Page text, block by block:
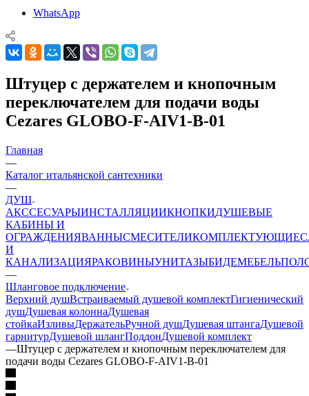
WhatsApp
Штуцер с держателем и кнопочным
переключателем для подачи воды
Cezares GLOBO-F-AIV1-B-01
Главная
—
Каталог итальянской сантехники
—
ДУШ
АКССЕСУАРЫИНСТАЛЛЯЦИИКНОПКИДУШЕВЫЕ
КАБИНЫ И
ОГРАЖДЕНИЯВАННЫСМЕСИТЕЛИКОМПЛЕКТУЮЩИЕ
И
КАНАЛИЗАЦИЯРАКОВИНЫУНИТАЗЫБИДЕМЕБЕЛЬ
—
Шланговое подключение
Верхний душВстраиваемый душевой комплектГигиенический
душДушевая колоннаДушевая
стойкаИзливыДержательРучной душДушевая штангаДушевой
гарнитурДушевой шлангПоддонДушевой комплект
—Штуцер с держателем и кнопочным переключателем для
подачи воды Cezares GLOBO-F-AIV1-B-01